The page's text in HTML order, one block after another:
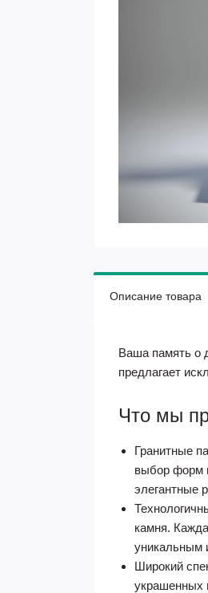
Описание товара
Ваша память о
предлагает
Что мы
Гранитные
выбор форм
элегантные
камня.
уникальным
Широкий
украшенных